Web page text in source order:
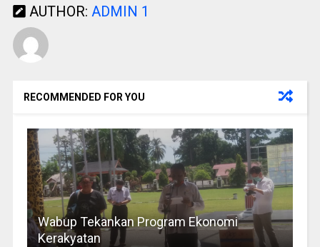
AUTHOR: ADMIN 1
RECOMMENDED FOR YOU
Wabup Tekankan Program Ekonomi
Kerakyatan